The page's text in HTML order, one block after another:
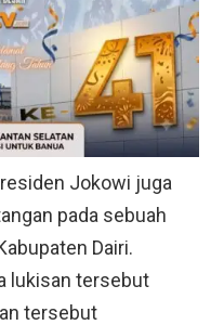
Jokowi juga
pada sebuah
Dairi.
lukisan tersebut
tersebut